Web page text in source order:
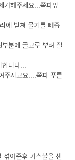
거해주세요...쪽파잎
에 받쳐 물기를 빼줍
분에 골고루 뿌려 절
합니다...
주시고요....쪽파 푸른
섞어준후 가스불을 센